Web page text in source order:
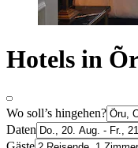
Hotels in
Wo soll’s hingehen?
Daten